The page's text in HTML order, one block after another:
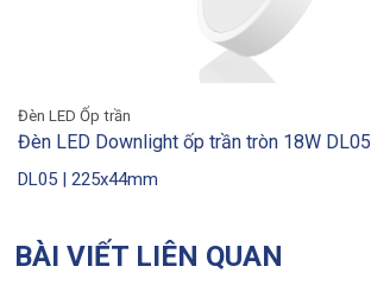
Đèn LED Ốp trần
Đèn LED Downlight ốp trần tròn 18W DL05
DL05 | 225x44mm
BÀI VIẾT LIÊN QUAN